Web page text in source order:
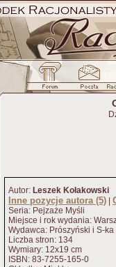
Autor: Leszek Kołakowski
Inne pozycje autora (5)
Seria: Pejzaże Myśli
Miejsce i rok wydania:
Wydawca: Prószyński i S-ka
Liczba stron: 134
Wymiary: 12x19 cm
ISBN: 83-7255-165-0